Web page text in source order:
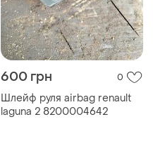
600 грн 0
Шлейф руля airbag renault
laguna 2 8200004642